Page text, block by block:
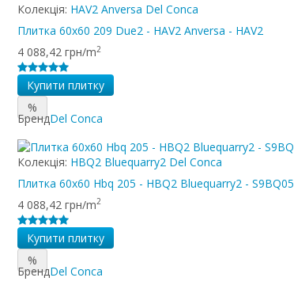
Колекція: HAV2 Anversa Del Conca
Плитка 60x60 209 Due2 - HAV2 Anversa - HAV2
4 088,42 грн/m2
Купити плитку
%
БрендDel Conca
Колекція: HBQ2 Bluequarry2 Del Conca
Плитка 60x60 Hbq 205 - HBQ2 Bluequarry2 - S9BQ05
4 088,42 грн/m2
Купити плитку
%
БрендDel Conca